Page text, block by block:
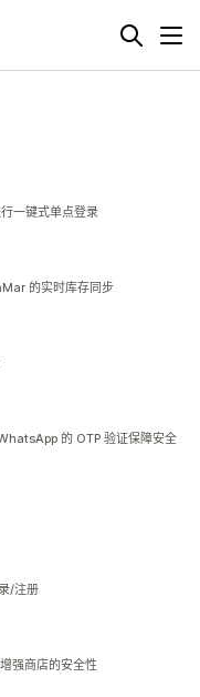
一键式单点登录
的实时库存同步
的 OTP 验证保障安全
/注册
强商店的安全性